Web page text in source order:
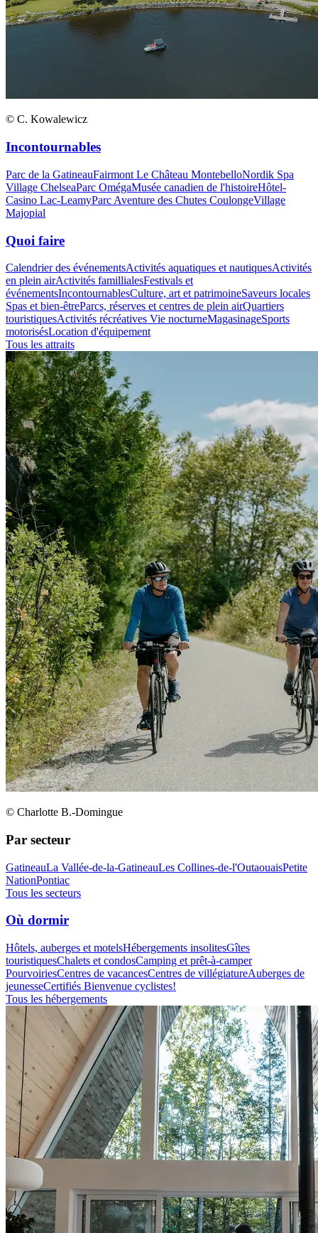
© C. Kowalewicz
Incontournables
Parc de la GatineauFairmont Le Château MontebelloNordik Spa
Village ChelseaParc OmégaMusée canadien de l'histoireHôtel-
Casino Lac-LeamyParc Aventure des Chutes CoulongeVillage
Majopial
Quoi faire
Calendrier des événementsActivités aquatiques et nautiquesActivités
en plein airActivités famillialesFestivals et
événementsIncontournablesCulture, art et patrimoineSaveurs locales
Spas et bien-êtreParcs, réserves et centres de plein airQuartiers
touristiquesActivités récréatives Vie nocturneMagasinageSports
motorisésLocation d'équipement
Tous les attraits
© Charlotte B.-Domingue
Par secteur
GatineauLa Vallée-de-la-GatineauLes Collines-de-l'OutaouaisPetite
NationPontiac
Tous les secteurs
Où dormir
Hôtels, auberges et motelsHébergements insolitesGîtes
touristiquesChalets et condosCamping et prêt-à-camper
PourvoiriesCentres de vacancesCentres de villégiatureAuberges de
jeunesseCertifiés Bienvenue cyclistes!
Tous les hébergements